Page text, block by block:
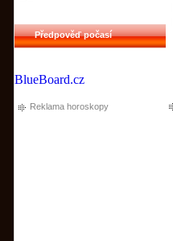
Předpověď počasí
BlueBoard.cz
Reklama horoskopy